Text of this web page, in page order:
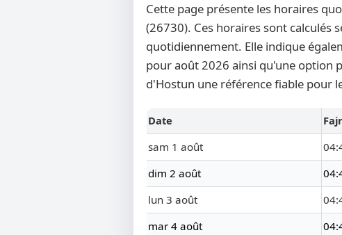
Cette page présente les horaires
(26730). Ces horaires sont calculés
quotidiennement. Elle indique
pour août 2026 ainsi qu'une option
d'Hostun une référence fiable pour
Date Fajr
sam 1 août
dim 2 août
lun 3 août
mar 4 août